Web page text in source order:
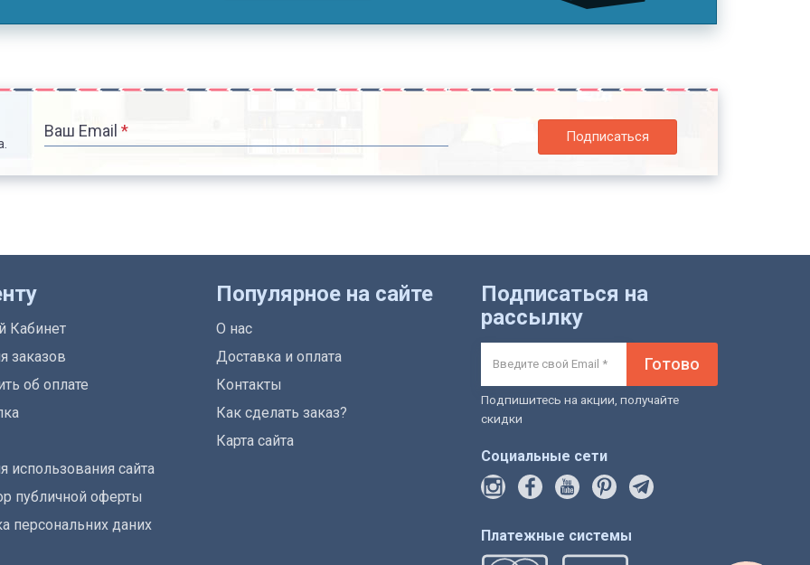
Ваш Email * Подписаться
Кабинет
заказов
об оплате
использования сайта
публичной оферты
персональних даних
Популярное на сайте
О нас
Доставка и оплата
Контакты
Как сделать заказ?
Карта сайта
Подписаться на
рассылку
Готово
Подпишитесь на акции, получайте
скидки
Социальные сети
Платежные системы